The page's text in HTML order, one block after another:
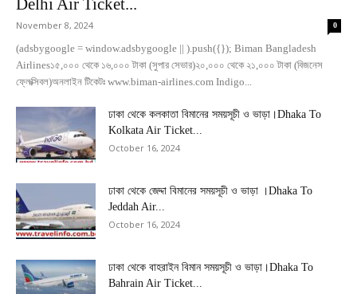
Delhi Air Ticket...
November 8, 2024 0
(adsbygoogle = window.adsbygoogle || ).push({}); Biman Bangladesh
Airlines১৫,০০০ থেকে ১৬,০০০ টাকা (সুপার সেভার)২০,০০০ থেকে ২১,০০০ টাকা (বিজনেস
ফ্লেক্সিবল)অনলাইন টিকেটঃ www.biman-airlines.com Indigo...
ঢাকা থেকে কলকাতা বিমানের সময়সূচী ও ভাড়া।Dhaka To
Kolkata Air Ticket...
October 16, 2024
ঢাকা থেকে জেদ্দা বিমানের সময়সূচী ও ভাড়া ।Dhaka To
Jeddah Air...
October 16, 2024
ঢাকা থেকে বাহরাইন বিমান সময়সূচী ও ভাড়া।Dhaka To
Bahrain Air Ticket...